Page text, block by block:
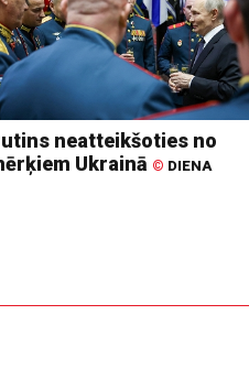
neatteikšoties no
Ukrainā © DIENA